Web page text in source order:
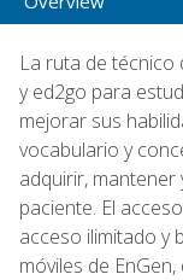
La ruta de técnico
y ed2go para
mejorar sus
vocabulario y
adquirir,
paciente. El
acceso ilimitado y
móviles de EnGen,